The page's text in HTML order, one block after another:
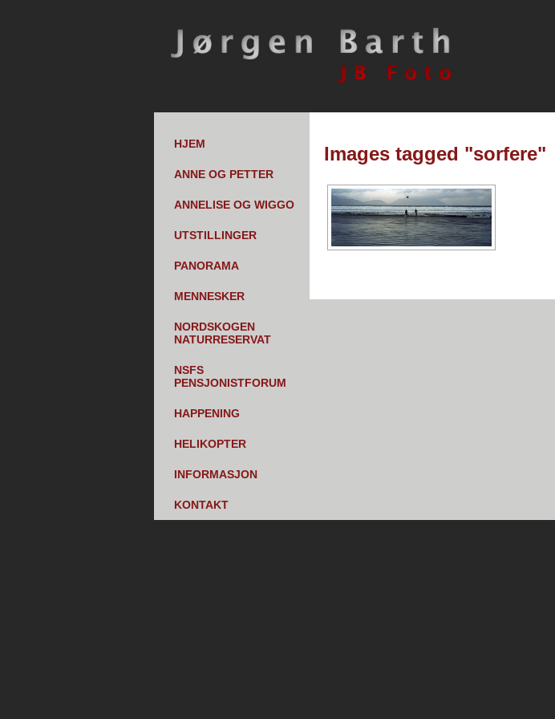
Images tagged "sorfere"
HJEM
ANNE OG PETTER
ANNELISE OG WIGGO
UTSTILLINGER
PANORAMA
MENNESKER
NORDSKOGEN
NATURRESERVAT
NSFS
PENSJONISTFORUM
HAPPENING
HELIKOPTER
INFORMASJON
KONTAKT